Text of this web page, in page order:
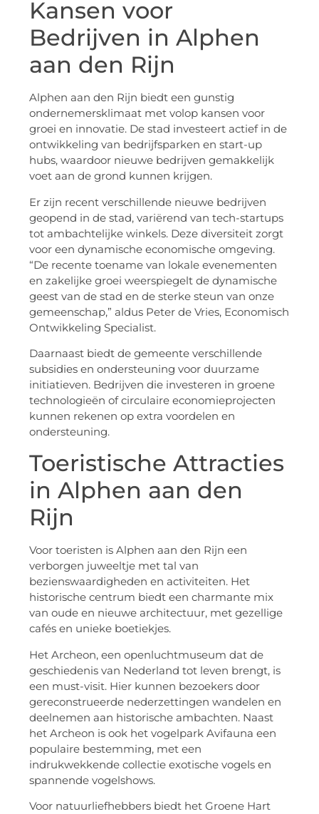
Kansen voor
Bedrijven in Alphen
aan den Rijn
Alphen aan den Rijn biedt een gunstig
ondernemersklimaat met volop kansen voor
groei en innovatie. De stad investeert actief in de
ontwikkeling van bedrijfsparken en start-up
hubs, waardoor nieuwe bedrijven gemakkelijk
voet aan de grond kunnen krijgen.
Er zijn recent verschillende nieuwe bedrijven
geopend in de stad, variërend van tech-startups
tot ambachtelijke winkels. Deze diversiteit zorgt
voor een dynamische economische omgeving.
“De recente toename van lokale evenementen
en zakelijke groei weerspiegelt de dynamische
geest van de stad en de sterke steun van onze
gemeenschap,” aldus Peter de Vries, Economisch
Ontwikkeling Specialist.
Daarnaast biedt de gemeente verschillende
subsidies en ondersteuning voor duurzame
initiatieven. Bedrijven die investeren in groene
technologieën of circulaire economieprojecten
kunnen rekenen op extra voordelen en
ondersteuning.
Toeristische Attracties
in Alphen aan den
Rijn
Voor toeristen is Alphen aan den Rijn een
verborgen juweeltje met tal van
bezienswaardigheden en activiteiten. Het
historische centrum biedt een charmante mix
van oude en nieuwe architectuur, met gezellige
cafés en unieke boetiekjes.
Het Archeon, een openluchtmuseum dat de
geschiedenis van Nederland tot leven brengt, is
een must-visit. Hier kunnen bezoekers door
gereconstrueerde nederzettingen wandelen en
deelnemen aan historische ambachten. Naast
het Archeon is ook het vogelpark Avifauna een
populaire bestemming, met een
indrukwekkende collectie exotische vogels en
spannende vogelshows.
Voor natuurliefhebbers biedt het Groene Hart